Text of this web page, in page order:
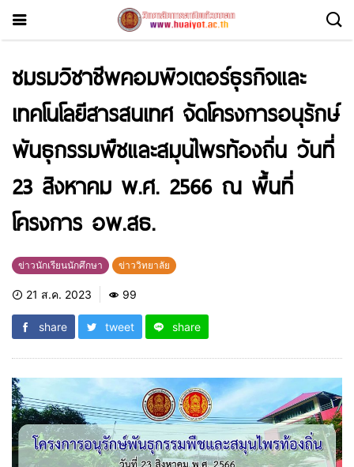
ชมรมวิชาชีพคอมพิวเตอร์ธุรกิจและ
เทคโนโลยีสารสนเทศ จัดโครงการอนุรักษ์
พันธุกรรมพืชและสมุนไพรท้องถิ่น วันที่
23 สิงหาคม พ.ศ. 2566 ณ พื้นที่
โครงการ อพ.สธ.
ข่าวนักเรียนนักศึกษา ข่าววิทยาลัย
21 ส.ค. 2023 99
share tweet share